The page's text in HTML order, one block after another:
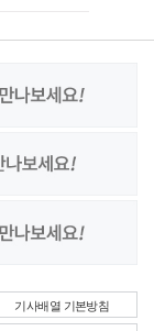
기사배열 기본방침